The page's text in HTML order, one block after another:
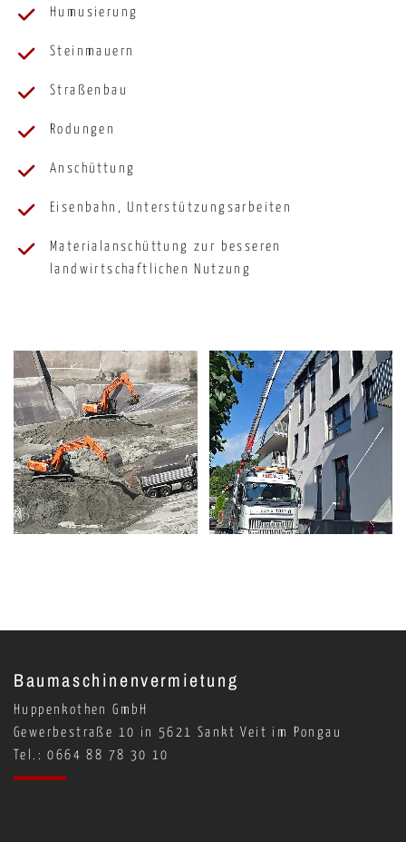
Humusierung
Steinmauern
Straßenbau
Rodungen
Anschüttung
Eisenbahn, Unterstützungsarbeiten
Materialanschüttung zur besseren
landwirtschaftlichen Nutzung
Baumaschinenvermietung
Huppenkothen GmbH
Gewerbestraße 10 in 5621 Sankt Veit im Pongau
Tel.: 0664 88 78 30 10